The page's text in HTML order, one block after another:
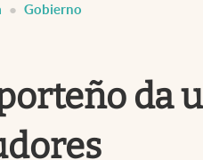
Gobierno
da